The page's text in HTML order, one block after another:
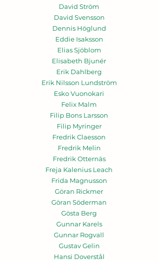
David Ström
David Svensson
Dennis Höglund
Eddie Isaksson
Elias Sjöblom
Elisabeth Bjunér
Erik Dahlberg
Erik Nilsson Lundström
Esko Vuonokari
Felix Malm
Filip Bons Larsson
Filip Myringer
Fredrik Claesson
Fredrik Melin
Fredrik Otternäs
Freja Kalenius Leach
Frida Magnusson
Göran Rickmer
Göran Söderman
Gösta Berg
Gunnar Karels
Gunnar Rogvall
Gustav Gelin
Hansi Doverstål